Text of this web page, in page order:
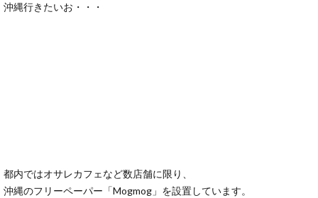
沖縄行きたいお・・・
都内ではオサレカフェなど数店舗に限り、
沖縄のフリーペーパー「Mogmog」を設置しています。